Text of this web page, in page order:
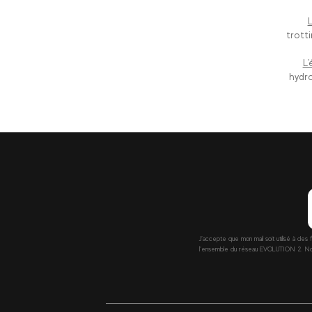
J’accepte que mon mail soit utilisé à
l’ensemble du réseau EVOLUTION 2.